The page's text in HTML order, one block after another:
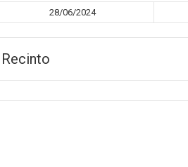
28/06/2024
Recinto